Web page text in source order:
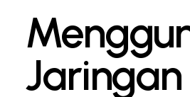
Jaringan